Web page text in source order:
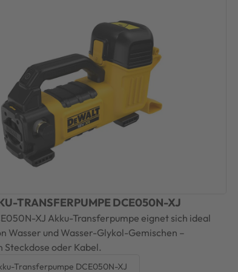
TRANSFERPUMPE DCE050N-XJ
XJ Akku-Transferpumpe eignet sich ideal
Wasser und Wasser-Glykol-Gemischen –
Steckdose oder Kabel.
Transferpumpe DCE050N-XJ